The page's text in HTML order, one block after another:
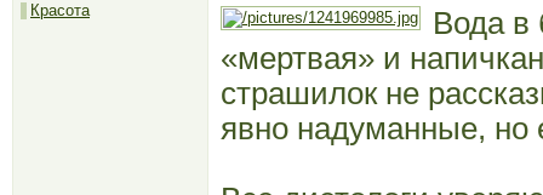
Красота
Вода в
«мертвая» и
страшилок не
явно надуманные, но